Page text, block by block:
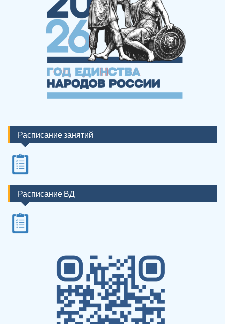
Расписание занятий
Расписание ВД